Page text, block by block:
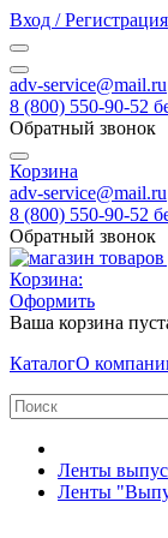
Вход / Регистрация
adv-service@mail.ru
8 (800) 550-90-52
Обратный звонок
Корзина
adv-service@mail.ru
8 (800) 550-90-52
Обратный звонок
Корзина:
Оформить
Ваша корзина
КаталогО
Ленты
Ленты